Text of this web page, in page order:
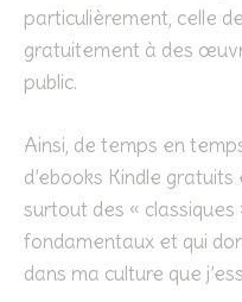
particulièrement, celle
gratuitement à des
public.
Ainsi, de temps en
d’ebooks Kindle
surtout des « classiques
fondamentaux et qui
dans ma culture que